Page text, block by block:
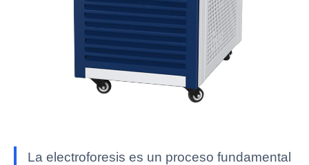
La electroforesis es un proceso fundamental